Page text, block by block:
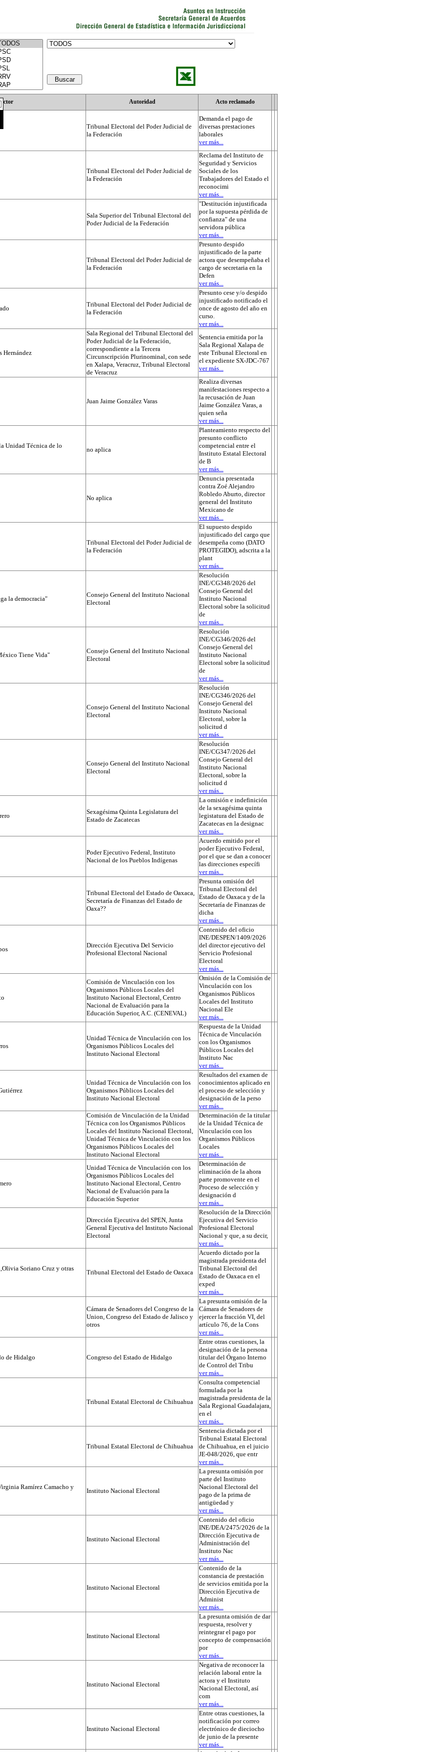
Autoridad Acto reclamado
Tribunal Electoral del Poder Judicial de
la Federación
Demanda el pago de
diversas prestaciones
laborales
ver más...
Tribunal Electoral del Poder Judicial de
la Federación
Reclama del Instituto de
Seguridad y Servicios
Sociales de los
Trabajadores del Estado el
reconocimi
ver más...
Sala Superior del Tribunal Electoral del
Poder Judicial de la Federación
"Destitución injustificada
por la supuesta pérdida de
confianza" de una
servidora pública
ver más...
Tribunal Electoral del Poder Judicial de
la Federación
Presunto despido
injustificado de la parte
actora que desempeñaba el
cargo de secretaria en la
Defen
ver más...
Tribunal Electoral del Poder Judicial de
la Federación
Presunto cese y/o despido
injustificado notificado el
once de agosto del año en
curso.
ver más...
Hernández
Sala Regional del Tribunal Electoral del
Poder Judicial de la Federación,
correspondiente a la Tercera
Circunscripción Plurinominal, con sede
en Xalapa, Veracruz, Tribunal Electoral
de Veracruz
Sentencia emitida por la
Sala Regional Xalapa de
este Tribunal Electoral en
el expediente SX-JDC-767
ver más...
Juan Jaime González Varas
Realiza diversas
manifestaciones respecto a
la recusación de Juan
Jaime González Varas, a
quien seña
ver más...
Unidad Técnica de lo
no aplica
Planteamiento respecto del
presunto conflicto
competencial entre el
Instituto Estatal Electoral
de B
ver más...
No aplica
Denuncia presentada
contra Zoé Alejandro
Robledo Aburto, director
general del Instituto
Mexicano de
ver más...
Tribunal Electoral del Poder Judicial de
la Federación
El supuesto despido
injustificado del cargo que
desempeña como (DATO
PROTEGIDO), adscrita a la
plant
ver más...
la democracia"
Consejo General del Instituto Nacional
Electoral
Resolución
INE/CG348/2026 del
Consejo General del
Instituto Nacional
Electoral sobre la solicitud
de
ver más...
Tiene Vida"
Consejo General del Instituto Nacional
Electoral
Resolución
INE/CG346/2026 del
Consejo General del
Instituto Nacional
Electoral sobre la solicitud
de
ver más...
Consejo General del Instituto Nacional
Electoral
Resolución
INE/CG346/2026 del
Consejo General del
Instituto Nacional
Electoral, sobre la
solicitud d
ver más...
Consejo General del Instituto Nacional
Electoral
Resolución
INE/CG347/2026 del
Consejo General del
Instituto Nacional
Electoral, sobre la
solicitud d
ver más...
Sexagésima Quinta Legislatura del
Estado de Zacatecas
La omisión e indefinición
de la sexagésima quinta
legistatura del Estado de
Zacatecas en la designac
ver más...
Poder Ejecutivo Federal, Instituto
Nacional de los Pueblos Indígenas
Acuerdo emitido por el
poder Ejecutivo Federal,
por el que se dan a conocer
las direcciones específi
ver más...
Tribunal Electoral del Estado de Oaxaca,
Secretaría de Finanzas del Estado de
Oaxa??
Presunta omisión del
Tribunal Electoral del
Estado de Oaxaca y de la
Secretaría de Finanzas de
dicha
ver más...
Dirección Ejecutiva Del Servicio
Profesional Electoral Nacional
Contenido del oficio
INE/DESPEN/1409/2026
del director ejecutivo del
Servicio Profesional
Electoral
ver más...
Comisión de Vinculación con los
Organismos Públicos Locales del
Instituto Nacional Electoral, Centro
Nacional de Evaluación para la
Educación Superior, A.C. (CENEVAL)
Omisión de la Comisión de
Vinculación con los
Organismos Públicos
Locales del Instituto
Nacional Ele
ver más...
Unidad Técnica de Vinculación con los
Organismos Públicos Locales del
Instituto Nacional Electoral
Respuesta de la Unidad
Técnica de Vinculación
con los Organismos
Públicos Locales del
Instituto Nac
ver más...
Unidad Técnica de Vinculación con los
Organismos Públicos Locales del
Instituto Nacional Electoral
Resultados del examen de
conocimientos aplicado en
el proceso de selección y
designación de la perso
ver más...
Comisión de Vinculación de la Unidad
Técnica con los Organismos Públicos
Locales del Instituto Nacional Electoral,
Unidad Técnica de Vinculación con los
Organismos Públicos Locales del
Instituto Nacional Electoral
Determinación de la titular
de la Unidad Técnica de
Vinculación con los
Organismos Públicos
Locales
ver más...
Unidad Técnica de Vinculación con los
Organismos Públicos Locales del
Instituto Nacional Electoral, Centro
Nacional de Evaluación para la
Educación Superior
Determinación de
eliminación de la ahora
parte promovente en el
Proceso de selección y
designación d
ver más...
Dirección Ejecutiva del SPEN, Junta
General Ejecutiva del Instituto Nacional
Electoral
Resolución de la Dirección
Ejecutiva del Servicio
Profesional Electoral
Nacional y que, a su decir,
ver más...
Soriano Cruz y otras
Tribunal Electoral del Estado de Oaxaca
Acuerdo dictado por la
magistrada presidenta del
Tribunal Electoral del
Estado de Oaxaca en el
exped
ver más...
Cámara de Senadores del Congreso de la
Union, Congreso del Estado de Jalisco y
otros
La presunta omisión de la
Cámara de Senadores de
ejercer la fracción VI, del
artículo 76, de la Cons
ver más...
de Hidalgo Congreso del Estado de Hidalgo
Entre otras cuestiones, la
designación de la persona
titular del Órgano Interno
de Control del Tribu
ver más...
Tribunal Estatal Electoral de Chihuahua
Consulta competencial
formulada por la
magistrada presidenta de la
Sala Regional Guadalajara,
en el
ver más...
Tribunal Estatal Electoral de Chihuahua
Sentencia dictada por el
Tribunal Estatal Electoral
de Chihuahua, en el juicio
JE-048/2026, que entr
ver más...
Ramírez Camacho y
Instituto Nacional Electoral
La presunta omisión por
parte del Instituto
Nacional Electoral del
pago de la prima de
antigüedad y
ver más...
Instituto Nacional Electoral
Contenido del oficio
INE/DEA/2475/2026 de la
Dirección Ejecutiva de
Administración del
Instituto Nac
ver más...
Instituto Nacional Electoral
Contenido de la
constancia de prestación
de servicios emitida por la
Dirección Ejecutiva de
Administ
ver más...
Instituto Nacional Electoral
La presunta omisión de dar
respuesta, resolver y
reintegrar el pago por
concepto de compensación
por
ver más...
Instituto Nacional Electoral
Negativa de reconocer la
relación laboral entre la
actora y el Instituto
Nacional Electoral, así
com
ver más...
Instituto Nacional Electoral
Entre otras cuestiones, la
notificación por correo
electrónico de dieciocho
de junio de la presente
ver más...